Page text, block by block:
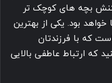
بچه های کوچک تر
خواهد بود. یکی از بهترین
که با فرزندتان
که ارتباط عاطفی بالایی